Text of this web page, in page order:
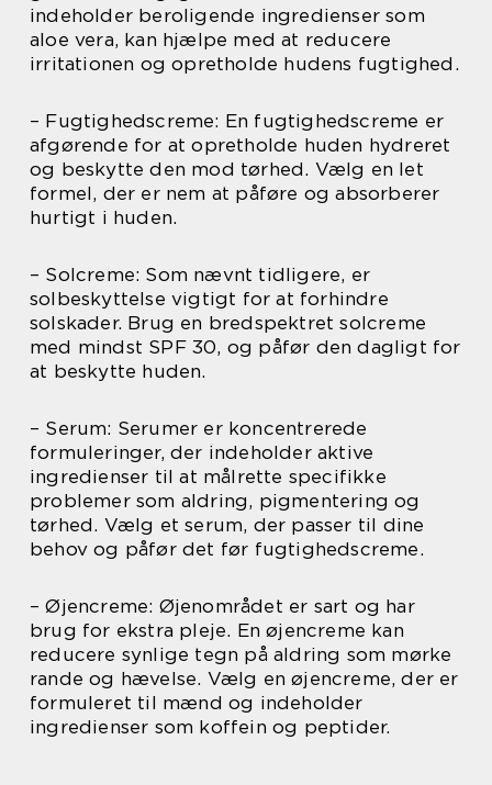
indeholder beroligende ingredienser som
aloe vera, kan hjælpe med at reducere
irritationen og opretholde hudens fugtighed.
– Fugtighedscreme: En fugtighedscreme er
afgørende for at opretholde huden hydreret
og beskytte den mod tørhed. Vælg en let
formel, der er nem at påføre og absorberer
hurtigt i huden.
– Solcreme: Som nævnt tidligere, er
solbeskyttelse vigtigt for at forhindre
solskader. Brug en bredspektret solcreme
med mindst SPF 30, og påfør den dagligt for
at beskytte huden.
– Serum: Serumer er koncentrerede
formuleringer, der indeholder aktive
ingredienser til at målrette specifikke
problemer som aldring, pigmentering og
tørhed. Vælg et serum, der passer til dine
behov og påfør det før fugtighedscreme.
– Øjencreme: Øjenområdet er sart og har
brug for ekstra pleje. En øjencreme kan
reducere synlige tegn på aldring som mørke
rande og hævelse. Vælg en øjencreme, der er
formuleret til mænd og indeholder
ingredienser som koffein og peptider.